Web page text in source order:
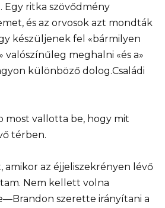
Egy ritka szövődmény
és az orvosok azt mondták
készüljenek fel «bármilyen
valószínűleg meghalni «és a»
különböző dolog.Családi
most vallotta be, hogy mit
térben.
amikor az éjjeliszekrényen lévő
Nem kellett volna
szerette irányítani a